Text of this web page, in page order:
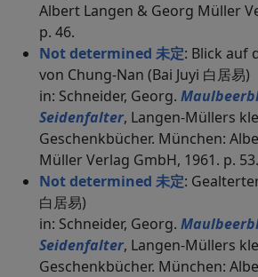
Albert Langen & Georg Müller
p. 46.
Not determined 未定: Blick auf
von Chung-Nan (Bai Juyi 白居易)
in: Schneider, Georg.
Seidenfalter, Langen-Müllers
Geschenkbücher. München:
Müller Verlag GmbH, 1961. p. 53.
Not determined 未定:
白居易)
in: Schneider, Georg.
Seidenfalter, Langen-Müllers
Geschenkbücher. München: